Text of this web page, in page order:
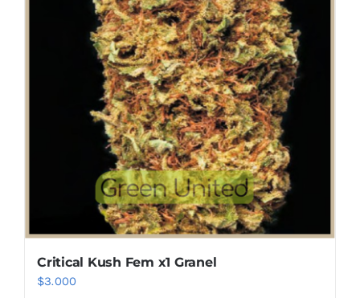
Critical Kush Fem x1 Granel
$3.000